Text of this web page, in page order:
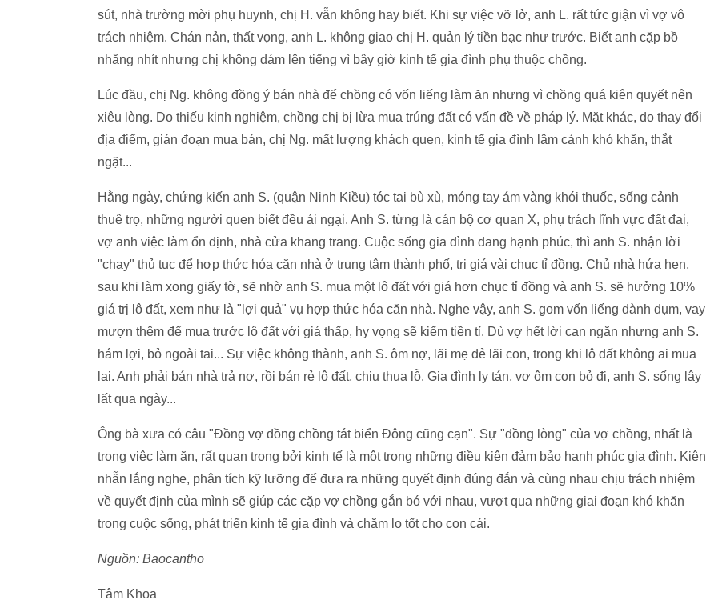
sút, nhà trường mời phụ huynh, chị H. vẫn không hay biết. Khi sự việc vỡ lở, anh L. rất tức giận vì vợ vô
trách nhiệm. Chán nản, thất vọng, anh L. không giao chị H. quản lý tiền bạc như trước. Biết anh cặp bồ
nhăng nhít nhưng chị không dám lên tiếng vì bây giờ kinh tế gia đình phụ thuộc chồng.
Lúc đầu, chị Ng. không đồng ý bán nhà để chồng có vốn liếng làm ăn nhưng vì chồng quá kiên quyết nên
xiêu lòng. Do thiếu kinh nghiệm, chồng chị bị lừa mua trúng đất có vấn đề về pháp lý. Mặt khác, do thay đổi
địa điểm, gián đoạn mua bán, chị Ng. mất lượng khách quen, kinh tế gia đình lâm cảnh khó khăn, thắt
ngặt...
Hằng ngày, chứng kiến anh S. (quận Ninh Kiều) tóc tai bù xù, móng tay ám vàng khói thuốc, sống cảnh
thuê trọ, những người quen biết đều ái ngại. Anh S. từng là cán bộ cơ quan X, phụ trách lĩnh vực đất đai,
vợ anh việc làm ổn định, nhà cửa khang trang. Cuộc sống gia đình đang hạnh phúc, thì anh S. nhận lời
"chạy" thủ tục để hợp thức hóa căn nhà ở trung tâm thành phố, trị giá vài chục tỉ đồng. Chủ nhà hứa hẹn,
sau khi làm xong giấy tờ, sẽ nhờ anh S. mua một lô đất với giá hơn chục tỉ đồng và anh S. sẽ hưởng 10%
giá trị lô đất, xem như là "lợi quả" vụ hợp thức hóa căn nhà. Nghe vậy, anh S. gom vốn liếng dành dụm, vay
mượn thêm để mua trước lô đất với giá thấp, hy vọng sẽ kiếm tiền tỉ. Dù vợ hết lời can ngăn nhưng anh S.
hám lợi, bỏ ngoài tai... Sự việc không thành, anh S. ôm nợ, lãi mẹ đẻ lãi con, trong khi lô đất không ai mua
lại. Anh phải bán nhà trả nợ, rồi bán rẻ lô đất, chịu thua lỗ. Gia đình ly tán, vợ ôm con bỏ đi, anh S. sống lây
lất qua ngày...
Ông bà xưa có câu "Đồng vợ đồng chồng tát biển Đông cũng cạn". Sự "đồng lòng" của vợ chồng, nhất là
trong việc làm ăn, rất quan trọng bởi kinh tế là một trong những điều kiện đảm bảo hạnh phúc gia đình. Kiên
nhẫn lắng nghe, phân tích kỹ lưỡng để đưa ra những quyết định đúng đắn và cùng nhau chịu trách nhiệm
về quyết định của mình sẽ giúp các cặp vợ chồng gắn bó với nhau, vượt qua những giai đoạn khó khăn
trong cuộc sống, phát triển kinh tế gia đình và chăm lo tốt cho con cái.
Nguồn: Baocantho
Tâm Khoa